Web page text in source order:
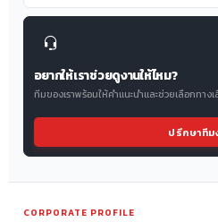
อยากให้เราช่วยดูงานให้ไหม?
ทีมของเราพร้อมให้คำแนะนำและช่วยเลือกท
ปรึกษาทีม
CORPORATE PROFILE